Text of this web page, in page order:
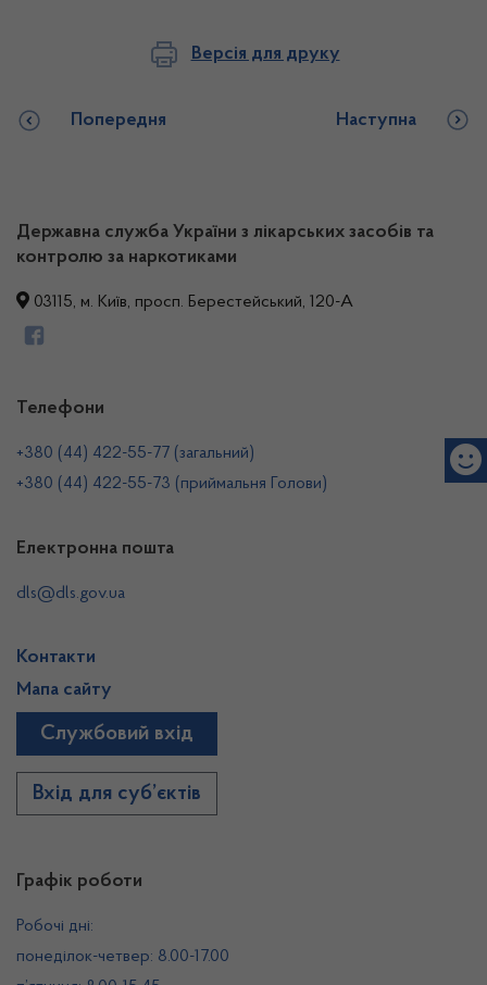
Версія для друку
Попередня Наступна
Державна служба України з лікарських засобів та
контролю за наркотиками
03115, м. Київ, просп. Берестейський, 120-А
Графік роботи
Робочі дні:
понеділок-четвер: 8.00-17.00
Телефони
+380 (44) 422-55-77 (загальний)
+380 (44) 422-55-73 (приймальня Голови)
Електронна пошта
dls@dls.gov.ua
Контакти
Мапа сайту
Службовий вхід
Вхід для суб’єктів